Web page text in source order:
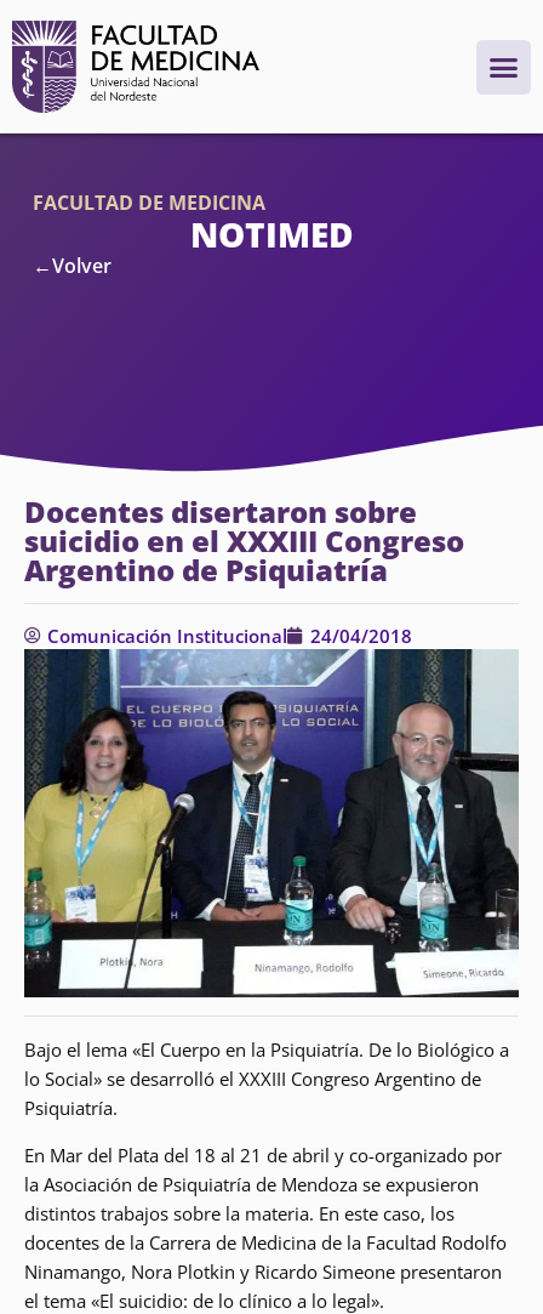
FACULTAD DE MEDICINA
NOTIMED
←Volver
Docentes disertaron sobre
suicidio en el XXXIII Congreso
Argentino de Psiquiatría
Comunicación Institucional 24/04/2018
Bajo el lema «El Cuerpo en la Psiquiatría. De lo Biológico a
lo Social» se desarrolló el XXXIII Congreso Argentino de
Psiquiatría.
En Mar del Plata del 18 al 21 de abril y co-organizado por
la Asociación de Psiquiatría de Mendoza se expusieron
distintos trabajos sobre la materia. En este caso, los
docentes de la Carrera de Medicina de la Facultad Rodolfo
Ninamango, Nora Plotkin y Ricardo Simeone presentaron
el tema «El suicidio: de lo clínico a lo legal».